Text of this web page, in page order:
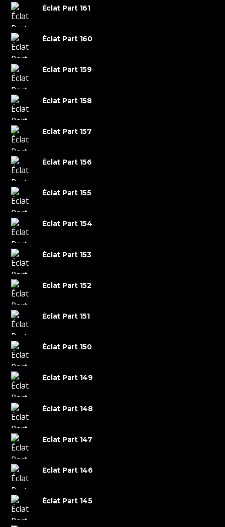
Éclat Part 161
Éclat Part 160
Éclat Part 159
Éclat Part 158
Éclat Part 157
Éclat Part 156
Éclat Part 155
Éclat Part 154
Éclat Part 153
Éclat Part 152
Éclat Part 151
Éclat Part 150
Éclat Part 149
Éclat Part 148
Éclat Part 147
Éclat Part 146
Éclat Part 145